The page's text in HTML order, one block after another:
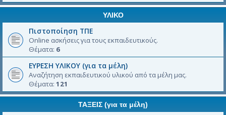
ΥΛΙΚΟ
Πιστοποίηση ΤΠΕ
Online ασκήσεις για τους εκπαιδευτικούς.
Θέματα: 6
ΕΥΡΕΣΗ ΥΛΙΚΟΥ (για τα μέλη)
Αναζήτηση εκπαιδευτικού υλικού από τα μέλη μας.
Θέματα: 121
ΤΑΞΕΙΣ (για τα μέλη)